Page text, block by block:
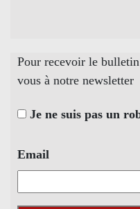
Pour recevoir le
vous à notre newsletter
Je ne suis pas un
Email